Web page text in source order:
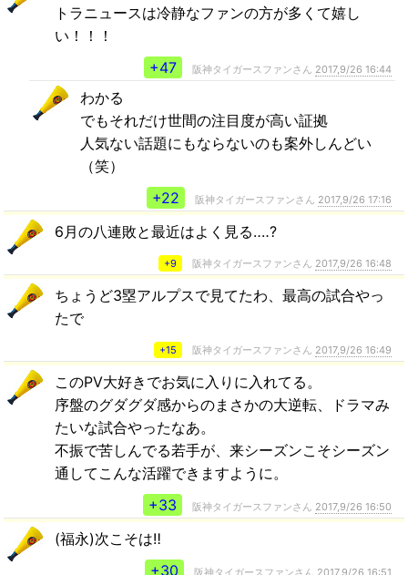
トラニュースは冷静なファンの方が多くて嬉し
い！！！
+47
阪神タイガースファンさん 2017,9/26 16:44
わかる
でもそれだけ世間の注目度が高い証拠
人気ない話題にもならないのも案外しんどい
（笑）
+22
阪神タイガースファンさん 2017,9/26 17:16
6月の八連敗と最近はよく見る‥‥?
+9 阪神タイガースファンさん 2017,9/26 16:48
ちょうど3塁アルプスで見てたわ、最高の試合やっ
たで
+15 阪神タイガースファンさん 2017,9/26 16:49
このPV大好きでお気に入りに入れてる。
序盤のグダグダ感からのまさかの大逆転、ドラマみ
たいな試合やったなあ。
不振で苦しんでる若手が、来シーズンこそシーズン
通してこんな活躍できますように。
+33
阪神タイガースファンさん 2017,9/26 16:50
(福永)次こそは‼️
+30
阪神タイガースファンさん 2017,9/26 16:51